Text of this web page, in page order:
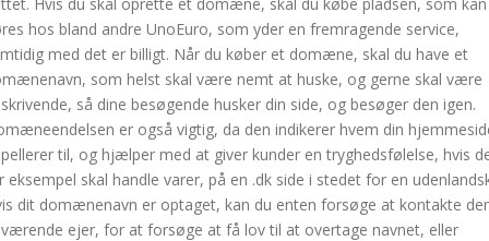
hos bland andre UnoEuro, som yder en fremragende service,
med det er billigt. Når du køber et domæne, skal du have et
som helst skal være nemt at huske, og gerne skal være
så dine besøgende husker din side, og besøger den igen.
er også vigtig, da den indikerer hvem din
til, og hjælper med at giver kunder en tryghedsfølelse, hvis
eksempel skal handle varer, på en .dk side i stedet for en
dit domænenavn er optaget, kan du enten forsøge at kontakte
ejer, for at forsøge at få lov til at overtage navnet, eller